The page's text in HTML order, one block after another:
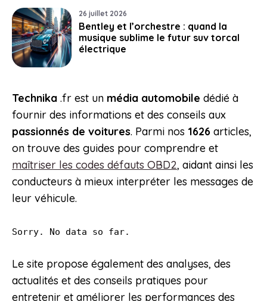
26 juillet 2026
Bentley et l’orchestre : quand la
musique sublime le futur suv torcal
électrique
Technika .fr est un média automobile dédié à
fournir des informations et des conseils aux
passionnés de voitures. Parmi nos 1626 articles,
on trouve des guides pour comprendre et
maîtriser les codes défauts OBD2, aidant ainsi les
conducteurs à mieux interpréter les messages de
leur véhicule.
Sorry. No data so far.
Le site propose également des analyses, des
actualités et des conseils pratiques pour
entretenir et améliorer les performances des